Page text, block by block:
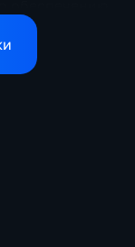
топливом